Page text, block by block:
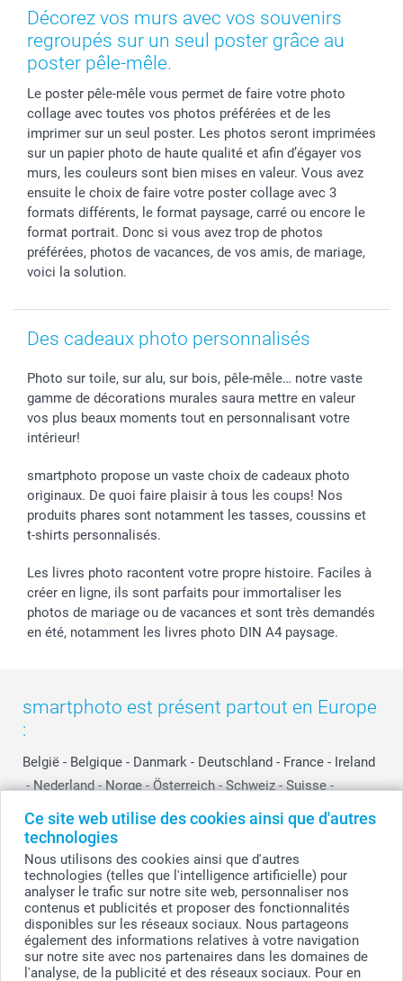
Ce site web utilise des cookies ainsi que d'autres
technologies
Nous utilisons des cookies ainsi que d'autres
technologies (telles que l'intelligence artificielle) pour
analyser le trafic sur notre site web, personnaliser nos
contenus et publicités et proposer des fonctionnalités
disponibles sur les réseaux sociaux. Nous partageons
également des informations relatives à votre navigation
sur notre site avec nos partenaires dans les domaines de
l'analyse, de la publicité et des réseaux sociaux. Pour en
Cadres photo & accessoires déco
Calendrier photos & Agendas photo
Stickers & Etiquettes
Mentions Légales
Affiliation
B2B smartbusiness
Droit de rétractation
Fête des Mères
Fête des Pères
Confirmation ou communion
Fête d'anniversaire
Collection naissance
Tous les évènements
Tarifs et frais de livraison
Livraison en 48 heures
Identifiez-vous
Plan du site
Statut de ma commande
smarfriends
smartgarantie
smartbonus
Décorez vos murs avec vos souvenirs
regroupés sur un seul poster grâce au
poster pêle-mêle.
Le poster pêle-mêle vous permet de faire votre photo
collage avec toutes vos photos préférées et de les
imprimer sur un seul poster. Les photos seront imprimées
sur un papier photo de haute qualité et afin d’égayer vos
murs, les couleurs sont bien mises en valeur. Vous avez
ensuite le choix de faire votre poster collage avec 3
formats différents, le format paysage, carré ou encore le
format portrait. Donc si vous avez trop de photos
préférées, photos de vacances, de vos amis, de mariage,
voici la solution.
Des cadeaux photo personnalisés
Photo sur toile, sur alu, sur bois, pêle-mêle… notre vaste
gamme de décorations murales saura mettre en valeur
vos plus beaux moments tout en personnalisant votre
intérieur!
smartphoto propose un vaste choix de cadeaux photo
originaux. De quoi faire plaisir à tous les coups! Nos
produits phares sont notamment les tasses, coussins et
t-shirts personnalisés.
Les livres photo racontent votre propre histoire. Faciles à
créer en ligne, ils sont parfaits pour immortaliser les
photos de mariage ou de vacances et sont très demandés
en été, notamment les livres photo DIN A4 paysage.
smartphoto est présent partout en Europe
:
België - Belgique - Danmark - Deutschland - France - Ireland
- Nederland - Norge - Österreich - Schweiz - Suisse -
Switzerland
Suomi Sverige United Kingdom
Other Countries
© smartphoto group. Tous droits réservés
Tous les prix sont en francs suisses (CHF), TVA incluse et hors frais de port.